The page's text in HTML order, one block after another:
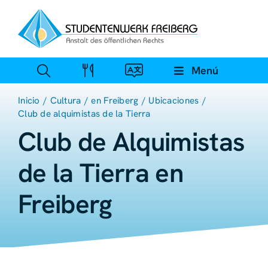
contenido
Menú
Inicio Cultura en Freiberg
Ubicaciones
Club de alquimistas de la Tierra
Club de Alquimistas
de la Tierra en
Freiberg